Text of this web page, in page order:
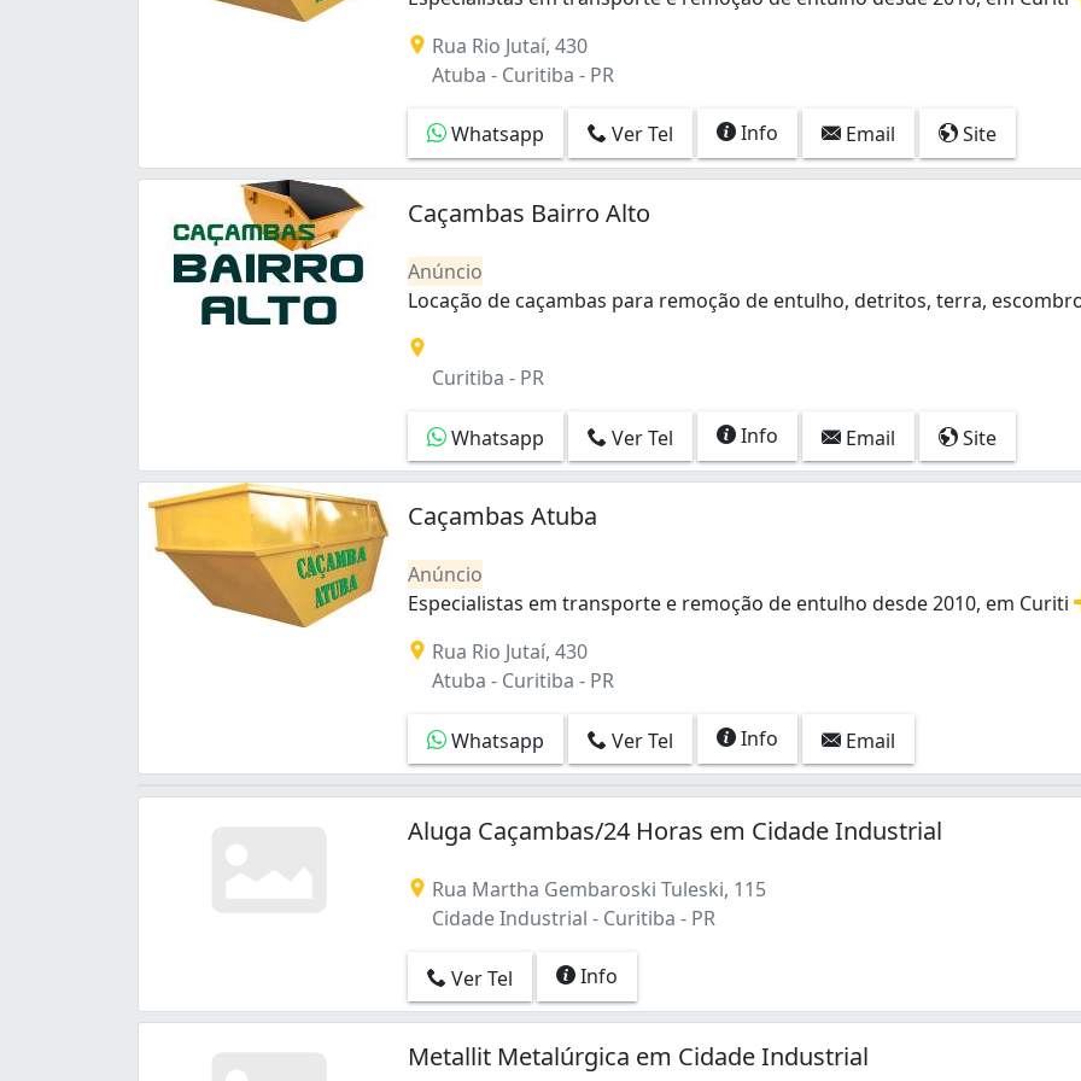
Tatuquara (2)
Rua Rio Jutaí, 430
Atuba - Curitiba - PR
Whatsapp Ver Tel Info Email Site
Caçambas Bairro Alto
Anúncio
Locação de caçambas para remoção de entulho, detritos, terra,
Curitiba - PR
Whatsapp Ver Tel Info Email Site
Caçambas Atuba
Anúncio
Especialistas em transporte e remoção de entulho desde 2010, em Curiti
Rua Rio Jutaí, 430
Atuba - Curitiba - PR
Whatsapp Ver Tel Info Email
Aluga Caçambas/24 Horas em Cidade Industrial
Rua Martha Gembaroski Tuleski, 115
Cidade Industrial - Curitiba - PR
Ver Tel Info
Metallit Metalúrgica em Cidade Industrial